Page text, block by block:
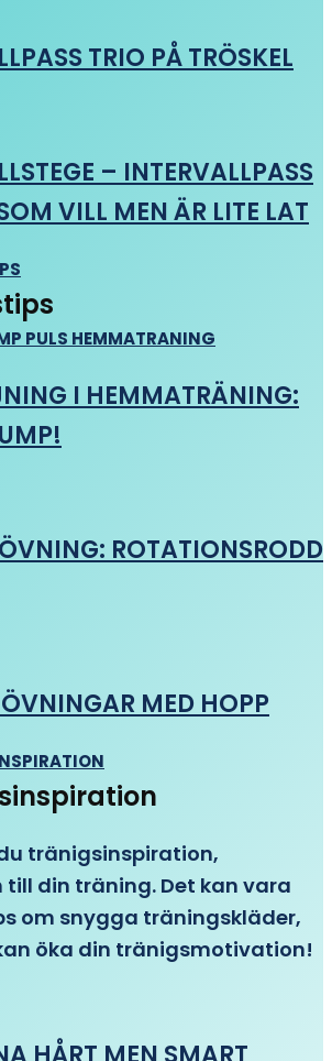
TRIO PÅ TRÖSKEL
– INTERVALLPASS
VILL MEN ÄR LITE LAT
I HEMMATRÄNING:
ROTATIONSRODD
MED HOPP
tränigsinspiration,
din träning. Det kan vara
om snygga träningskläder,
öka din tränigsmotivation!